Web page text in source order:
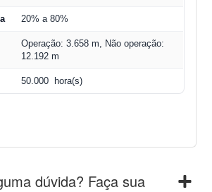
20% a 80%
Operação: 3.658 m, Não operação:
12.192 m
50.000 hora(s)
dúvida? Faça sua